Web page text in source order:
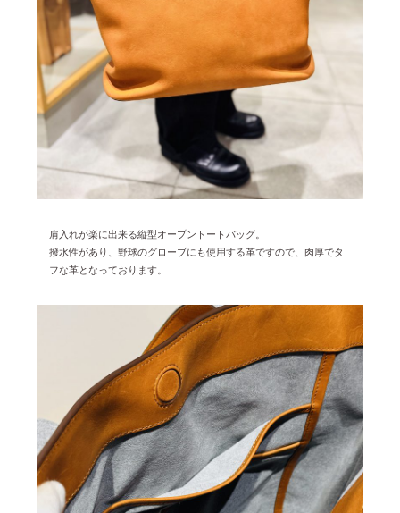
肩入れが楽に出来る縦型オープントートバッグ。
撥水性があり、野球のグローブにも使用する革ですので、肉厚でタ
フな革となっております。